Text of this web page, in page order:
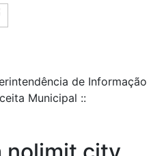
de Informação
Municipal ::